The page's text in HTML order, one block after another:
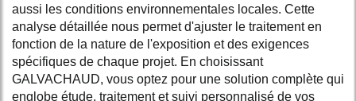
aussi les conditions environnementales locales. Cette
analyse détaillée nous permet d'ajuster le traitement en
fonction de la nature de l'exposition et des exigences
spécifiques de chaque projet. En choisissant
GALVACHAUD, vous optez pour une solution complète qui
englobe étude, traitement et suivi personnalisé de vos